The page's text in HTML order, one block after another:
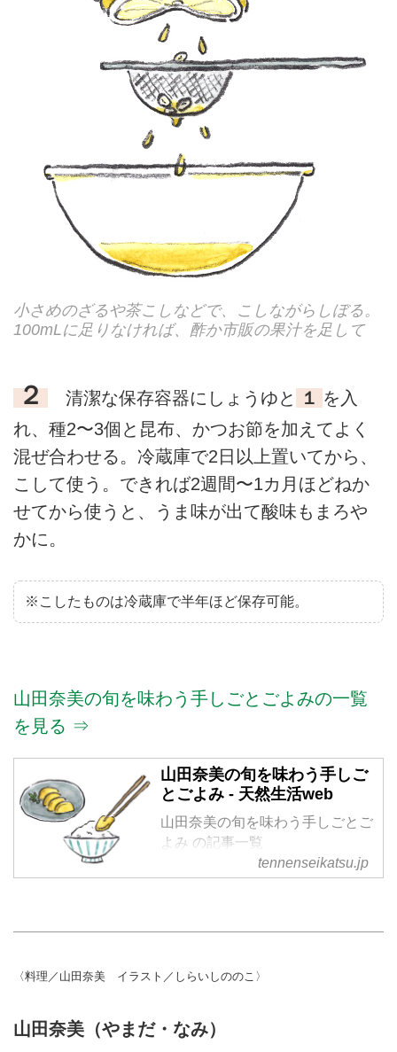
小さめのざるや茶こしなどで、こしながらしぼる。
100mLに足りなければ、酢か市販の果汁を足して
２ 清潔な保存容器にしょうゆと １ を入
れ、種2〜3個と昆布、かつお節を加えてよく
混ぜ合わせる。冷蔵庫で2日以上置いてから、
こして使う。できれば2週間〜1カ月ほどねか
せてから使うと、うま味が出て酸味もまろや
かに。
※こしたものは冷蔵庫で半年ほど保存可能。
山田奈美の旬を味わう手しごとごよみの一覧
を見る ⇒
山田奈美の旬を味わう手しご
とごよみ - 天然生活web
山田奈美の旬を味わう手しごとご
よみ の記事一覧
tennenseikatsu.jp
〈料理／山田奈美 イラスト／しらいしののこ〉
山田奈美（やまだ・なみ）